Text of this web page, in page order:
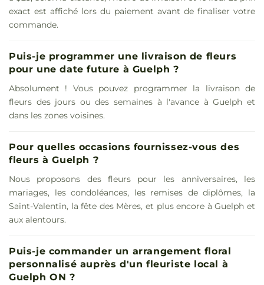
exact est affiché lors du paiement avant de finaliser votre
commande.
Puis-je programmer une livraison de fleurs
pour une date future à Guelph ?
Absolument ! Vous pouvez programmer la livraison de
fleurs des jours ou des semaines à l'avance à Guelph et
dans les zones voisines.
Pour quelles occasions fournissez-vous des
fleurs à Guelph ?
Nous proposons des fleurs pour les anniversaires, les
mariages, les condoléances, les remises de diplômes, la
Saint-Valentin, la fête des Mères, et plus encore à Guelph et
aux alentours.
Puis-je commander un arrangement floral
personnalisé auprès d'un fleuriste local à
Guelph ON ?